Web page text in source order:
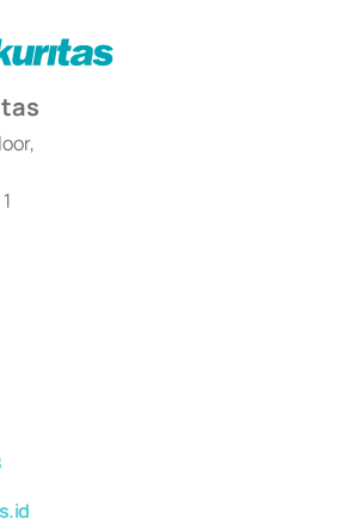
Otoritas Jasa Keuangan Nomor S-
2017, dan beberapa izin usaha lainnya
Uang yang izinnya diterbitkan pada tahun 2017
Bank Indonesia sebagai Lembaga Pendukung
Penatausahaan dan Penyelesaian Transaksi
yang izinnya diterbitkan pada tahun 2018.